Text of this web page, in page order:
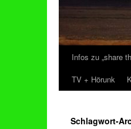
Zum
Inhalt
Infos zu „share
TV + Hörunk
Schlagwort-